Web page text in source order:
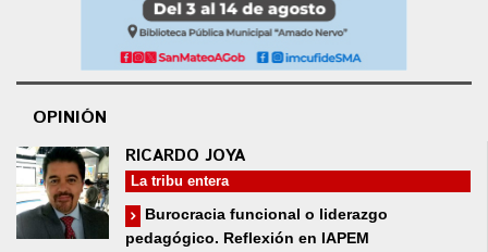
OPINIÓN
RICARDO JOYA
La tribu entera
Burocracia funcional o liderazgo
pedagógico. Reflexión en IAPEM